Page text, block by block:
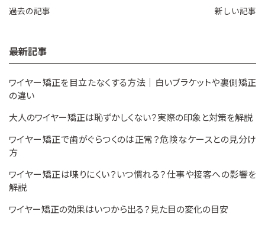
新しい記事
過去の記事
最新記事
ワイヤー矯正を目立たなくする方法｜白いブラケットや裏側矯正
の違い
大人のワイヤー矯正は恥ずかしくない？実際の印象と対策を解説
ワイヤー矯正で歯がぐらつくのは正常？危険なケースとの見分け
方
ワイヤー矯正は喋りにくい？いつ慣れる？仕事や接客への影響を
解説
ワイヤー矯正の効果はいつから出る？見た目の変化の目安